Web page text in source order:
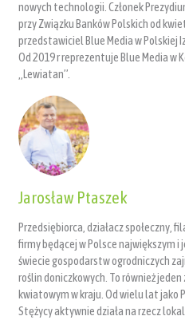
nowych technologii. Członek
przy Związku Banków Polskich od
przedstawiciel Blue Media w Polskiej
Od 2019 r reprezentuje Blue Media w
„Lewiatan”.
Jarosław Ptaszek
Przedsiębiorca, działacz społeczny,
firmy będącej w Polsce największym i
świecie gospodarstw ogrodniczych
roślin doniczkowych. To również
kwiatowym w kraju. Od wielu lat jako
Stężycy aktywnie działa na rzecz